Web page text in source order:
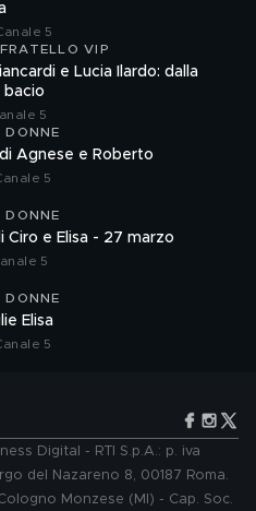
5
VIP
e Lucia Ilardo: dalla
bacio
5
DONNE
Agnese e Roberto
5
DONNE
Ciro e Elisa - 27 marzo
5
DONNE
Elisa
5
Digital - RTI S.p.A.: p. iva
del Nazareno 8, 00187 Roma.
Monzese (MI) - Cap. Soc.